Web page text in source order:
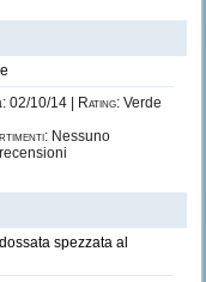
02/10/14 | Rating: Verde
Nessuno
recensioni
spezzata al